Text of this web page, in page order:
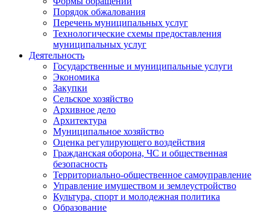
Порядок обжалования
Перечень муниципальных услуг
Технологические схемы предоставления
муниципальных услуг
Деятельность
Государственные и муниципальные услуги
Экономика
Закупки
Сельское хозяйство
Архивное дело
Архитектура
Муниципальное хозяйство
Оценка регулирующего воздействия
Гражданская оборона, ЧС и общественная
безопасность
Территориально-общественное самоуправление
Управление имуществом и землеустройство
Культура, спорт и молодежная политика
Образование